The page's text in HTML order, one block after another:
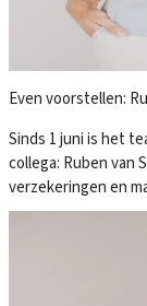
Even voorstellen:
Sinds 1 juni is het
collega: Ruben van
verzekeringen en